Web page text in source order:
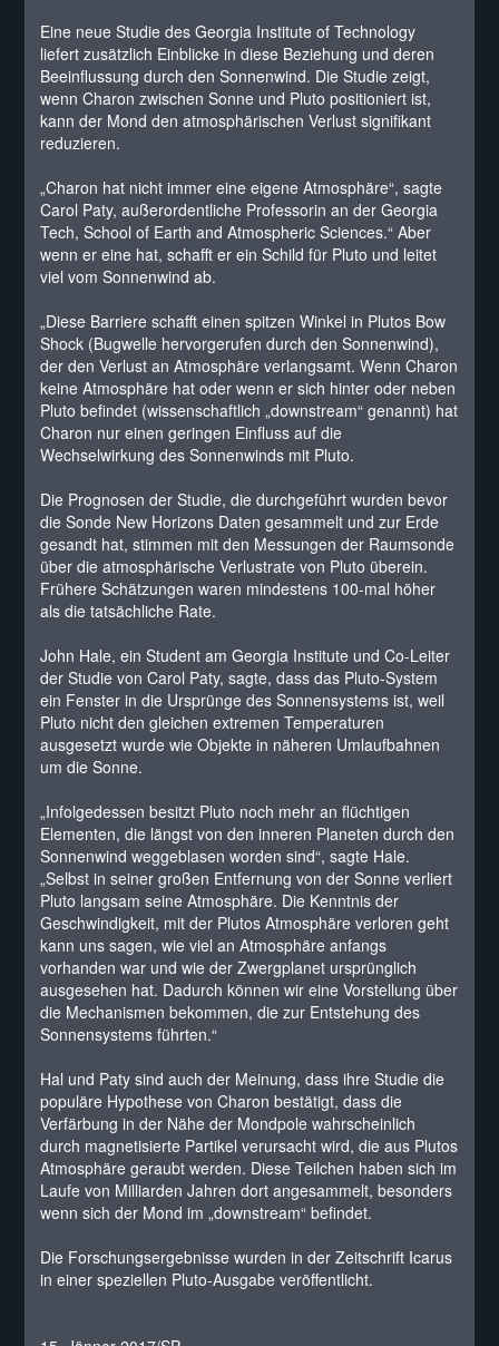
Eine neue Studie des Georgia Institute of Technology
liefert zusätzlich Einblicke in diese Beziehung und deren
Beeinflussung durch den Sonnenwind. Die Studie zeigt,
wenn Charon zwischen Sonne und Pluto positioniert ist,
kann der Mond den atmosphärischen Verlust signifikant
reduzieren.
„Charon hat nicht immer eine eigene Atmosphäre“, sagte
Carol Paty, außerordentliche Professorin an der Georgia
Tech, School of Earth and Atmospheric Sciences.“ Aber
wenn er eine hat, schafft er ein Schild für Pluto und leitet
viel vom Sonnenwind ab.
„Diese Barriere schafft einen spitzen Winkel in Plutos Bow
Shock (Bugwelle hervorgerufen durch den Sonnenwind),
der den Verlust an Atmosphäre verlangsamt. Wenn Charon
keine Atmosphäre hat oder wenn er sich hinter oder neben
Pluto befindet (wissenschaftlich „downstream“ genannt) hat
Charon nur einen geringen Einfluss auf die
Wechselwirkung des Sonnenwinds mit Pluto.
Die Prognosen der Studie, die durchgeführt wurden bevor
die Sonde New Horizons Daten gesammelt und zur Erde
gesandt hat, stimmen mit den Messungen der Raumsonde
über die atmosphärische Verlustrate von Pluto überein.
Frühere Schätzungen waren mindestens 100-mal höher
als die tatsächliche Rate.
John Hale, ein Student am Georgia Institute und Co-Leiter
der Studie von Carol Paty, sagte, dass das Pluto-System
ein Fenster in die Ursprünge des Sonnensystems ist, weil
Pluto nicht den gleichen extremen Temperaturen
ausgesetzt wurde wie Objekte in näheren Umlaufbahnen
um die Sonne.
„Infolgedessen besitzt Pluto noch mehr an flüchtigen
Elementen, die längst von den inneren Planeten durch den
Sonnenwind weggeblasen worden sind“, sagte Hale.
„Selbst in seiner großen Entfernung von der Sonne verliert
Pluto langsam seine Atmosphäre. Die Kenntnis der
Geschwindigkeit, mit der Plutos Atmosphäre verloren geht
kann uns sagen, wie viel an Atmosphäre anfangs
vorhanden war und wie der Zwergplanet ursprünglich
ausgesehen hat. Dadurch können wir eine Vorstellung über
die Mechanismen bekommen, die zur Entstehung des
Sonnensystems führten.“
Hal und Paty sind auch der Meinung, dass ihre Studie die
populäre Hypothese von Charon bestätigt, dass die
Verfärbung in der Nähe der Mondpole wahrscheinlich
durch magnetisierte Partikel verursacht wird, die aus Plutos
Atmosphäre geraubt werden. Diese Teilchen haben sich im
Laufe von Milliarden Jahren dort angesammelt, besonders
wenn sich der Mond im „downstream“ befindet.
Die Forschungsergebnisse wurden in der Zeitschrift Icarus
in einer speziellen Pluto-Ausgabe veröffentlicht.